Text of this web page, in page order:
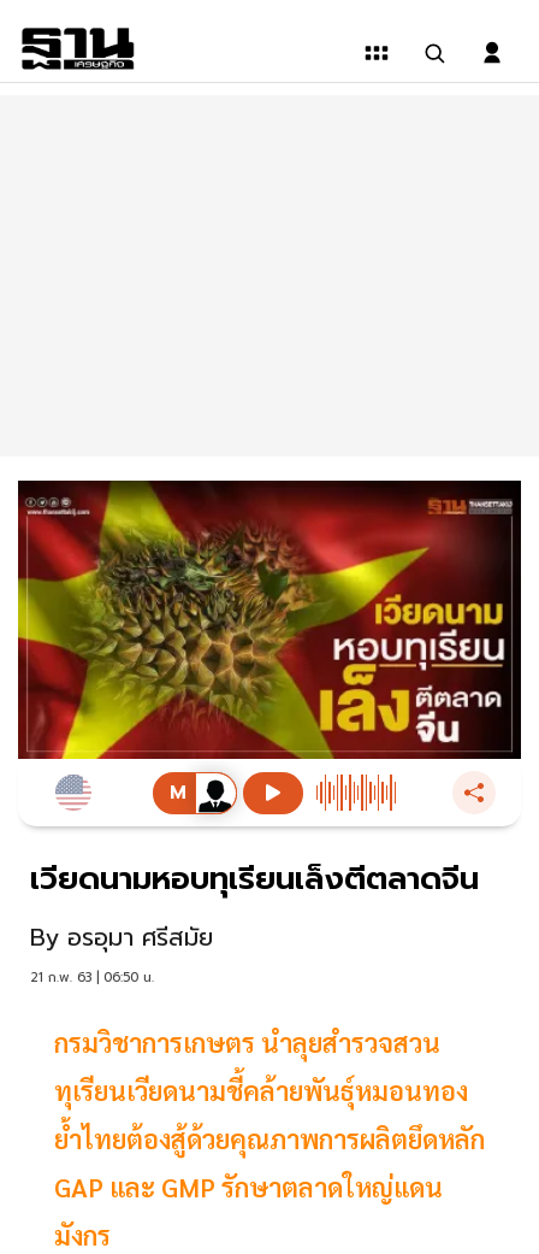
เวียดนามหอบทุเรียนเล็งตีตลาดจีน
By อรอุมา ศรีสมัย
21 ก.พ. 63 | 06:50 น.
กรมวิชาการเกษตร นำลุยสำรวจสวน
ทุเรียนเวียดนามชี้คล้ายพันธุ์หมอนทอง
ย้ำไทยต้องสู้ด้วยคุณภาพการผลิตยึดหลัก
GAP และ GMP รักษาตลาดใหญ่แดน
มังกร